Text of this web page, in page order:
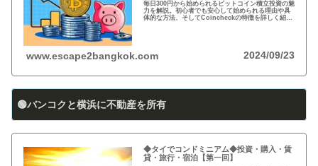
毎日300円から始められるビットコイン積立投資の魅
力を解説。初心者でも安心して始められる理由や具
体的な方法、そしてCoincheckの特徴を詳しく紹
www.escape2bangkok.com 2024/09/23
🟢バンコクと横浜に不動産を所有
◆タイでコンドミニアム◆投資・購入・賃
貸・旅行・宿泊【第一回】